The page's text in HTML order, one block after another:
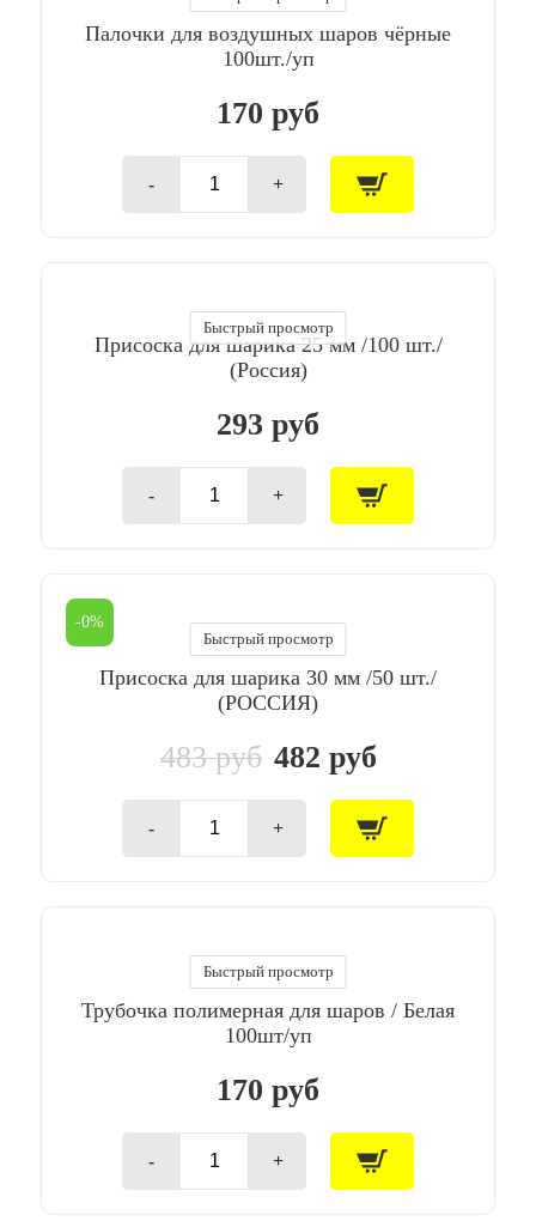
уп
Палочки для воздушных шаров чёрные
100шт./уп
170 руб
Количество
100шт./
- +
Присоска для шарика 25 мм /100 шт./
(Россия)
293 руб
Количество
шт./
- +
Быстрый просмотр
Присоска для шарика 30 мм /50 шт./
(РОССИЯ)
483 руб 482 руб
Количество
шт./
- +
-0%
Быстрый просмотр
Трубочка полимерная для шаров / Белая
100шт/уп
170 руб
Количество
- +
Быстрый просмотр